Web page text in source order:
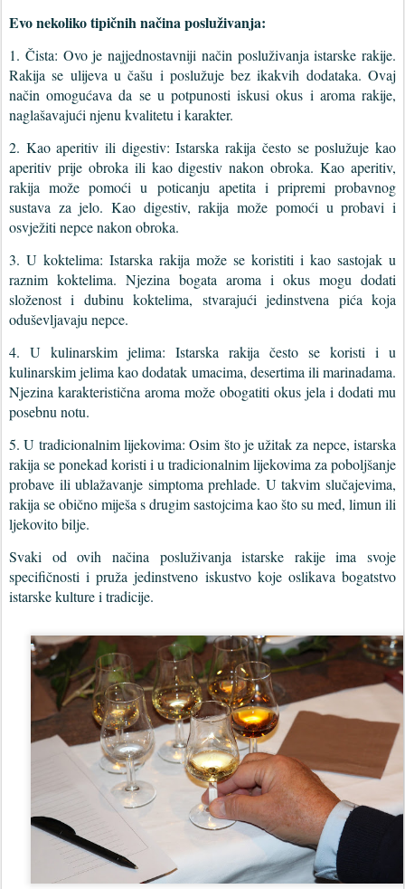
Evo nekoliko tipičnih načina posluživanja:
1. Čista: Ovo je najjednostavniji način posluživanja istarske rakije.
Rakija se ulijeva u čašu i poslužuje bez ikakvih dodataka. Ovaj
način omogućava da se u potpunosti iskusi okus i aroma rakije,
naglašavajući njenu kvalitetu i karakter.
2. Kao aperitiv ili digestiv: Istarska rakija često se poslužuje kao
aperitiv prije obroka ili kao digestiv nakon obroka. Kao aperitiv,
rakija može pomoći u poticanju apetita i pripremi probavnog
sustava za jelo. Kao digestiv, rakija može pomoći u probavi i
osvježiti nepce nakon obroka.
3. U koktelima: Istarska rakija može se koristiti i kao sastojak u
raznim koktelima. Njezina bogata aroma i okus mogu dodati
složenost i dubinu koktelima, stvarajući jedinstvena pića koja
oduševljavaju nepce.
4. U kulinarskim jelima: Istarska rakija često se koristi i u
kulinarskim jelima kao dodatak umacima, desertima ili marinadama.
Njezina karakteristična aroma može obogatiti okus jela i dodati mu
posebnu notu.
5. U tradicionalnim lijekovima: Osim što je užitak za nepce, istarska
rakija se ponekad koristi i u tradicionalnim lijekovima za poboljšanje
probave ili ublažavanje simptoma prehlade. U takvim slučajevima,
rakija se obično miješa s drugim sastojcima kao što su med, limun ili
ljekovito bilje.
Svaki od ovih načina posluživanja istarske rakije ima svoje
specifičnosti i pruža jedinstveno iskustvo koje oslikava bogatstvo
istarske kulture i tradicije.